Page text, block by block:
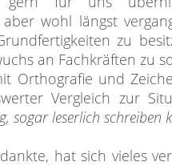
wohl längst
zu
an Fachkräften zu
Orthografie und
Vergleich zur
sogar leserlich schreiben
hat sich vieles